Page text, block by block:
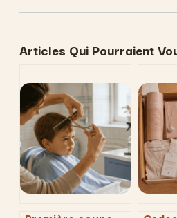
Articles Qui Pourraient